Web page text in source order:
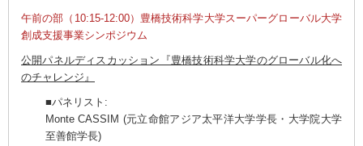
午前の部（10:15-12:00）豊橋技術科学大学スーパーグローバル大学
創成支援事業シンポジウム
公開パネルディスカッション『豊橋技術科学大学のグローバル化へ
のチャレンジ』
■パネリスト:
Monte CASSIM (元立命館アジア太平洋大学学長・大学院大学
至善館学長)